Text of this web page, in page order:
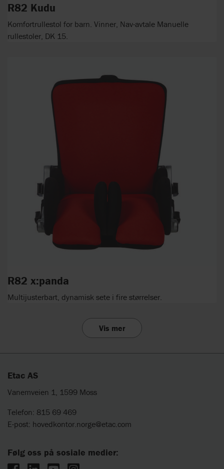
R82 Kudu
Komfortrullestol for barn. Vinner, Nav-avtale Manuelle
rullestoler, DK 15.
R82 x:panda
Multijusterbart, dynamisk sete i fire størrelser.
Vis mer
Etac AS
Vanemveien 1, 1599 Moss
Telefon: 815 69 469
E-post: hovedkontor.norge@etac.com
Følg oss på sosiale medier: